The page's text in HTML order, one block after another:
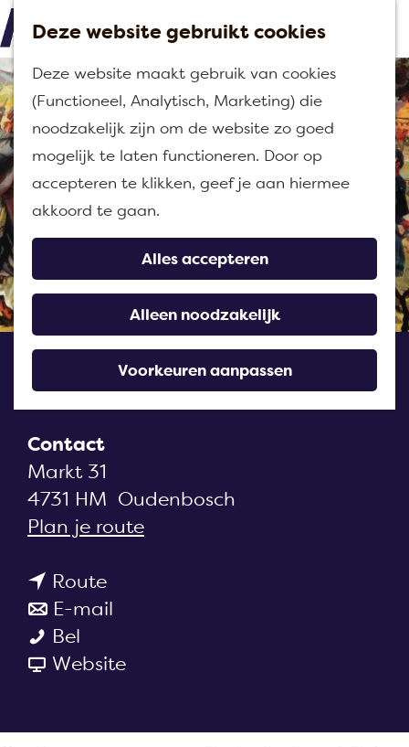
Deze website gebruikt cookies
Deze website maakt gebruik van cookies
(Functioneel, Analytisch, Marketing) die
noodzakelijk zijn om de website zo goed
mogelijk te laten functioneren. Door op
accepteren te klikken, geef je aan hiermee
akkoord te gaan.
Alles accepteren
Alleen noodzakelijk
Voorkeuren aanpassen
G
a
n
a
a
r
d
e
h
o
m
e
n
u
Zouavenmuseum
Oudenbosch
Contact
Markt 31
4731 HM Oudenbosch
Plan je routen
Routen
a
r
E-mail
a
Bel
o
Websitev